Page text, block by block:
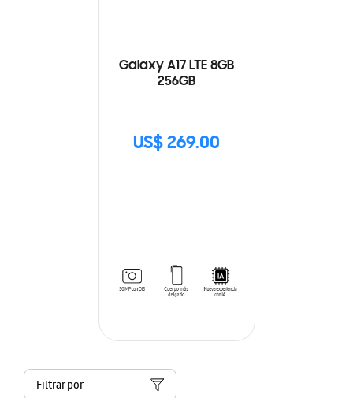
Galaxy A17 LTE 8GB
256GB
US$ 269.00
Filtrar por